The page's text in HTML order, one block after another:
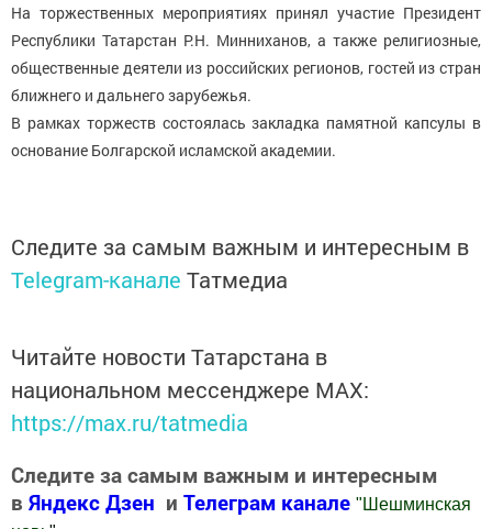
На торжественных мероприятиях принял участие Президент
Республики Татарстан Р.Н. Минниханов, а также религиозные,
общественные деятели из российских регионов, гостей из стран
ближнего и дальнего зарубежья.
В рамках торжеств состоялась закладка памятной капсулы в
основание Болгарской исламской академии.
Следите за самым важным и интересным в
Telegram-канале Татмедиа
Читайте новости Татарстана в
национальном мессенджере MАХ:
https://max.ru/tatmedia
Следите за самым важным и интересным
в Яндекс Дзен и Телеграм канале " Шешминская